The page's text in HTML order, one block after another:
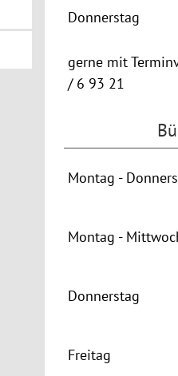
Donnerstag
gerne mit
/ 6 93 21
Montag -
Montag -
Donnerstag
Freitag